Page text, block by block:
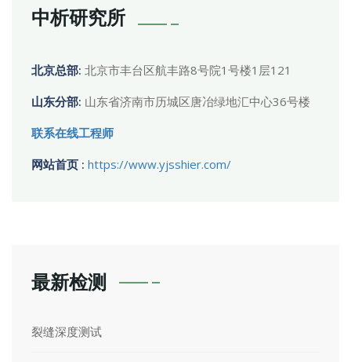
中析研究所
北京总部: 北京市丰台区航丰路8号院1号楼1层121
山东分部: 山东省济南市历城区唐冶绿地汇中心36号楼
联系在线工程师
网站首页 : https://www.yjsshier.com/
最新检测
裂缝深度测试